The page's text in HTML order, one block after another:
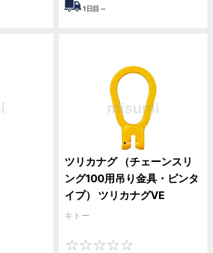
1日目～
ツリカナグ （チェーンスリ
ング100用吊り金具・ピンタ
イプ） ツリカナグVE
キトー